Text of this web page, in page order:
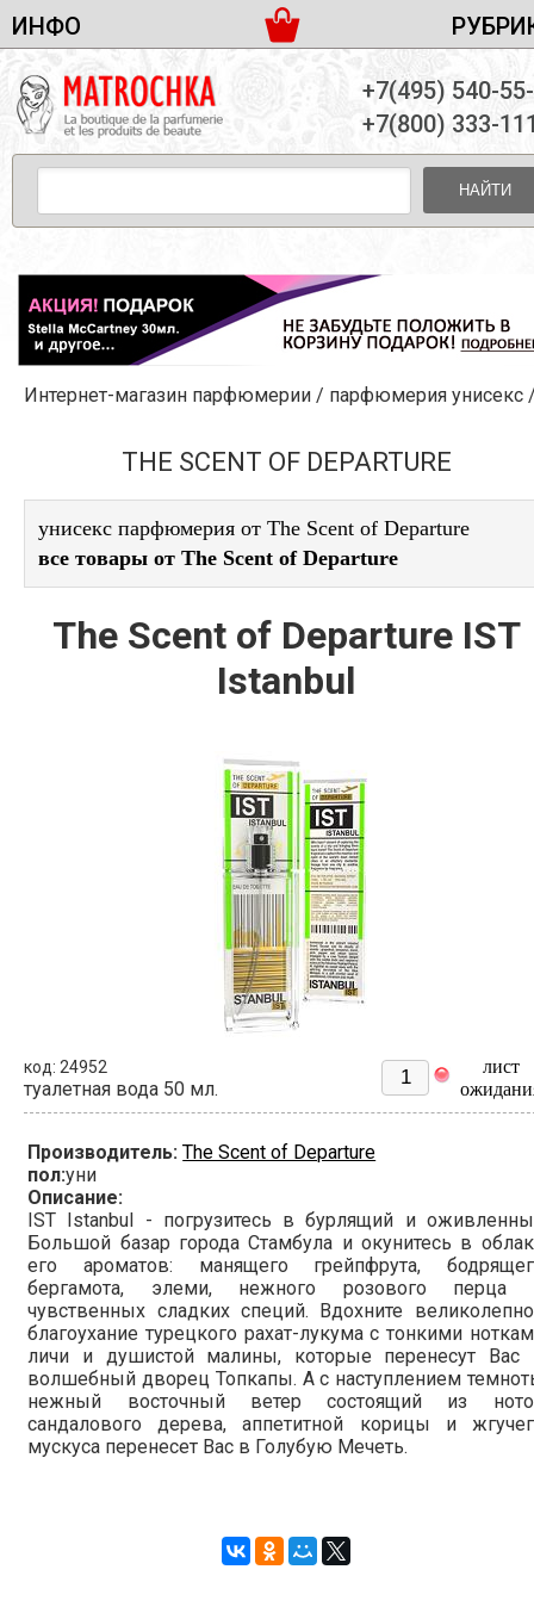
ИНФО
ДОСТАВКА И ОПЛАТА
ПАРТНЕРСТВО
КОНТАКТЫ
ЖЕНСКАЯ ПАРФЮМЕРИЯ
МУЖСКАЯ ПАРФЮМЕРИЯ
УНИСЕКС ПАРФЮМЕРИЯ
ЖЕНСКИЕ НАБОРЫ
МУЖСКИЕ НАБОРЫ
УНИСЕКС НАБОРЫ
УХОД ЗА ЛИЦОМ
УХОД ЗА ТЕЛОМ
ДЕКОРАТИВНАЯ КОСМЕТИКА
+7(495) 540-
+7(800) 333-
НАЙТИ
Интернет-магазин парфюмерии / парфюмерия унисекс
THE SCENT OF DEPARTURE
унисекс парфюмерия от The Scent of Departure
все товары от The Scent of Departure
The Scent of Departure IST
Istanbul
код: 24952
туалетная вода 50 мл.
лист
Производитель: The Scent of Departure
пол:уни
Описание:
IST Istanbul - погрузитесь в бурлящий и
Большой базар города Стамбула и окунитесь в
его ароматов: манящего грейпфрута,
бергамота, элеми, нежного розового перца
чувственных сладких специй. Вдохните
благоухание турецкого рахат-лукума с тонкими
личи и душистой малины, которые перенесут Вас
волшебный дворец Топкапы. А с наступлением
нежный восточный ветер состоящий из
сандалового дерева, аппетитной корицы и
мускуса перенесет Вас в Голубую Мечеть.